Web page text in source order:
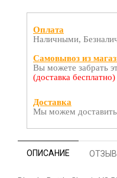
Оплата
Наличными,
Самовывоз из
Вы можете забрать
(доставка бесплатно)
Доставка
Мы можем доставить
ОПИСАНИЕ